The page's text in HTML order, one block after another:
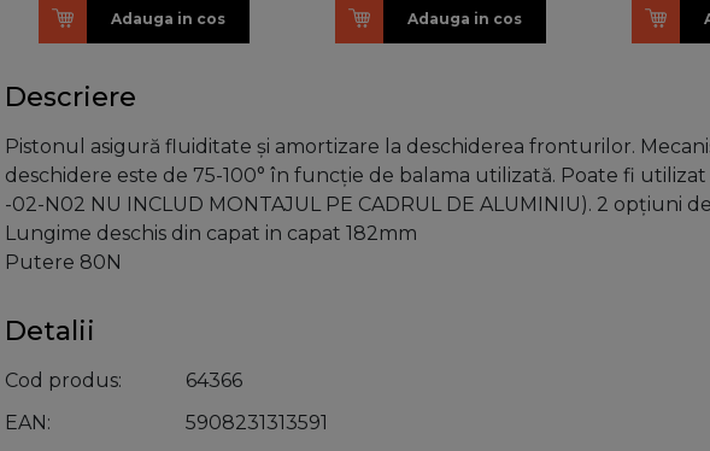
Adauga in cos Adauga in cos
Descriere
Pistonul asigură fluiditate și amortizare la deschiderea fronturilor.
deschidere este de 75-100° în funcție de balama utilizată. Poate fi
-02-N02 NU INCLUD MONTAJUL PE CADRUL DE ALUMINIU). 2
Lungime deschis din capat in capat 182mm
Putere 80N
Detalii
Cod produs
64366
EAN
5908231313591